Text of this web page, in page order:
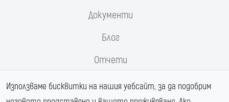
Документи
Блог
Отчети
Реформи.орг
Използваме бисквитки на нашия уебсайт, за да подобрим